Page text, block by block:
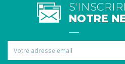
NOTRE